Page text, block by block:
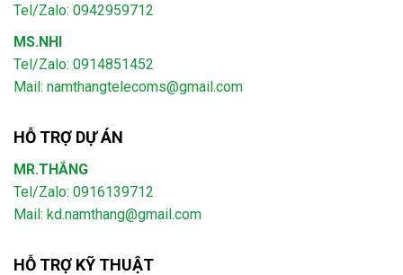
Tel/Zalo: 0942959712
MS.NHI
Tel/Zalo: 0914851452
Mail: namthangtelecoms@gmail.com
HỖ TRỢ DỰ ÁN
MR.THẮNG
Tel/Zalo: 0916139712
Mail: kd.namthang@gmail.com
HỖ TRỢ KỸ THUẬT